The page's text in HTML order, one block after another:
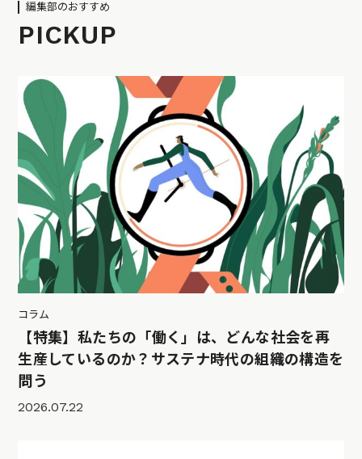
編集部のおすすめ
PICKUP
コラム
【特集】私たちの「働く」は、どんな社会を再
生産しているのか？サステナ時代の組織の構造を
問う
2026.07.22